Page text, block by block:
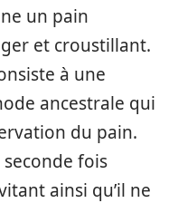
un pain
et croustillant.
à une
ancestrale qui
du pain.
fois
ainsi qu’il ne